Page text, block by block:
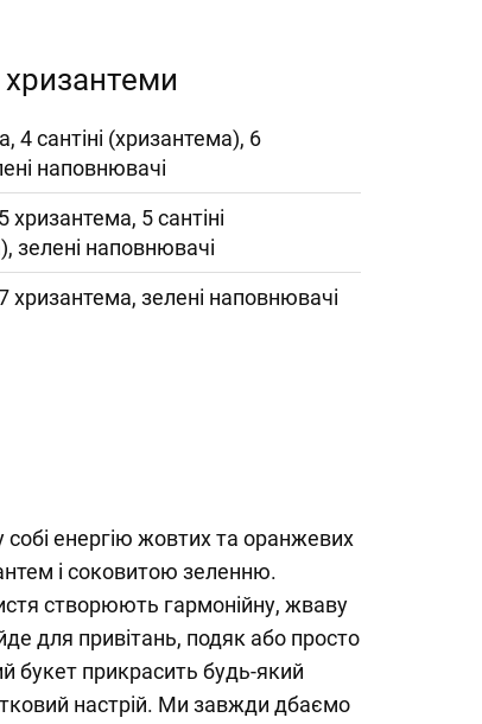
хризантеми
4 сантіні (хризантема), 6
наповнювачі
хризантема, 5 сантіні
зелені наповнювачі
хризантема, зелені наповнювачі
енергію жовтих та оранжевих
і соковитою зеленню.
створюють гармонійну, жваву
для привітань, подяк або просто
букет прикрасить будь-який
настрій. Ми завжди дбаємо